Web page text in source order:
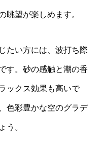
眺望が楽しめます。
たい方には、波打ち際
す。砂の感触と潮の香
ックス効果も高いで
色彩豊かな空のグラデ
う。